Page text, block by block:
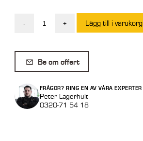
-
Krokodilgrep
1500mm
2
mängd
+ Lägg till i varukorg
Be om offert
FRÅGOR? RING EN AV VÅRA EXPERTER
Peter Lagerhult
0320-71 54 18